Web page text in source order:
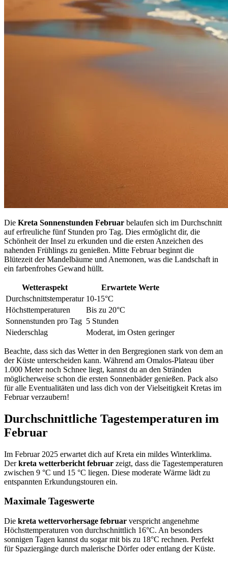
Die Kreta Sonnenstunden Februar belaufen sich im Durchschnitt
auf erfreuliche fünf Stunden pro Tag. Dies ermöglicht dir, die
Schönheit der Insel zu erkunden und die ersten Anzeichen des
nahenden Frühlings zu genießen. Mitte Februar beginnt die
Blütezeit der Mandelbäume und Anemonen, was die Landschaft in
ein farbenfrohes Gewand hüllt.
Wetteraspekt
Erwartete Werte
Durchschnittstemperatur 10-15°C
Höchsttemperaturen
Bis zu 20°C
Sonnenstunden pro Tag 5 Stunden
Niederschlag
Moderat, im Osten geringer
Beachte, dass sich das Wetter in den Bergregionen stark von dem an
der Küste unterscheiden kann. Während am Omalos-Plateau über
1.000 Meter noch Schnee liegt, kannst du an den Stränden
möglicherweise schon die ersten Sonnenbäder genießen. Pack also
für alle Eventualitäten und lass dich von der Vielseitigkeit Kretas im
Februar verzaubern!
Durchschnittliche Tagestemperaturen im
Februar
Im Februar 2025 erwartet dich auf Kreta ein mildes Winterklima.
Derkreta wetterbericht februar zeigt, dass die Tagestemperaturen
zwischen 9 °C und 15 °C liegen. Diese moderate Wärme lädt zu
entspannten Erkundungstouren ein.
Maximale Tageswerte
Die kreta wettervorhersage februar verspricht angenehme
Höchsttemperaturen von durchschnittlich 16°C. An besonders
sonnigen Tagen kannst du sogar mit bis zu 18°C rechnen. Perfekt
für Spaziergänge durch malerische Dörfer oder entlang der Küste.